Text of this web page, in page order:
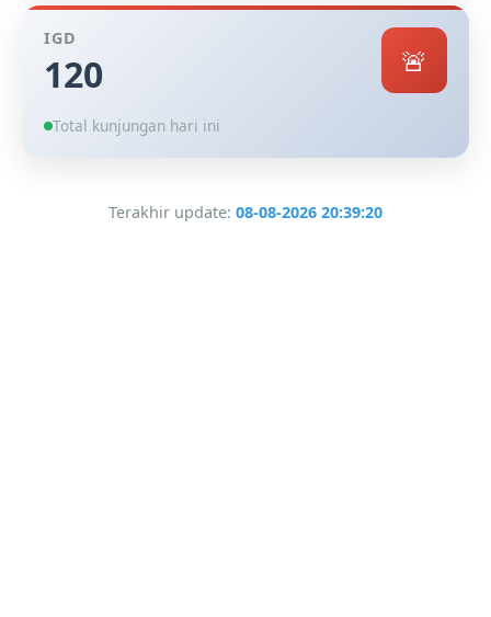
IGD
120 🚨
Total kunjungan hari ini
Terakhir update: 08-08-2026 20:39:20